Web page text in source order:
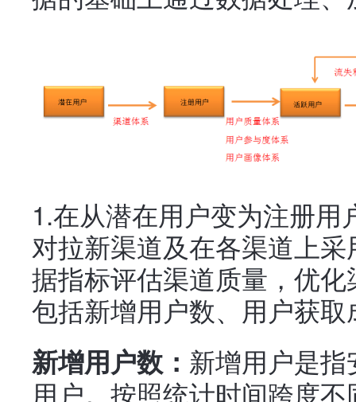
1.在从潜在用户变为注册
对拉新渠道及在各渠道上
据指标评估渠道质量，优
包括新增用户数、用户获
新增用户数： 新增用户是
用户。按照统计时间跨度